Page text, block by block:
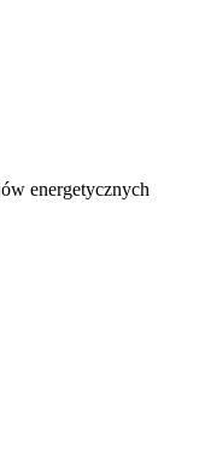
energetycznych